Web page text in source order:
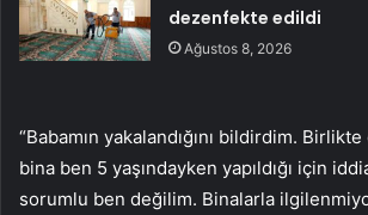
dezenfekte edildi
Ağustos 8, 2026
“Babamın yakalandığını bildirdim. Birlikte
bina ben 5 yaşındayken yapıldığı için
sorumlu ben değilim. Binalarla